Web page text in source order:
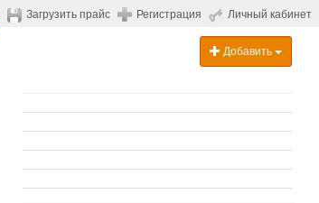
Загрузить прайс Регистрация Личный кабинет
Добавить